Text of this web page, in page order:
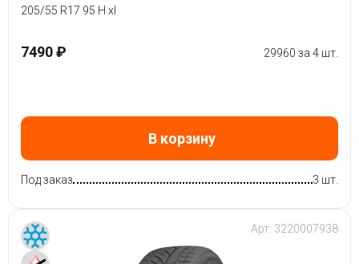
205/55 R17 95 H xl
7490 ₽ 29960 за 4 шт.
В корзину
Под заказ 3 шт.
Арт: 3220007938